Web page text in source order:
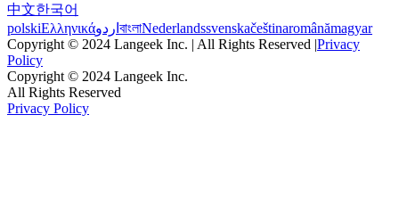
中文한국어
polskiΕλληνικάاردو বাংলাNederlandssvenskačeštinaromânămagyar
Copyright © 2024 Langeek Inc. | All Rights Reserved |Privacy
Policy
Copyright © 2024 Langeek Inc.
All Rights Reserved
Privacy Policy